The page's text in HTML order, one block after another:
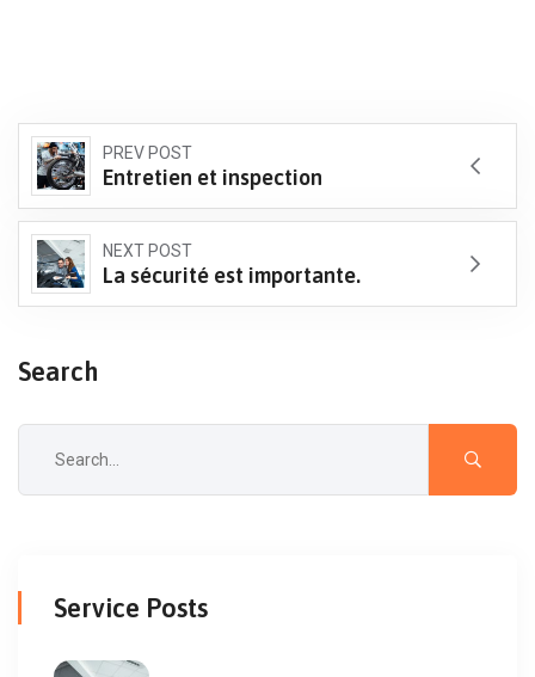
PREV POST
Entretien et inspection
NEXT POST
La sécurité est importante.
Search
Service Posts